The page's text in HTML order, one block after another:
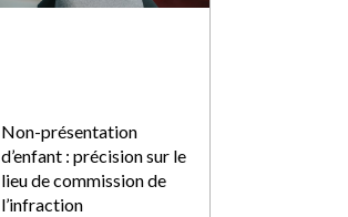
Non-présentation
d’enfant : précision sur le
lieu de commission de
l’infraction